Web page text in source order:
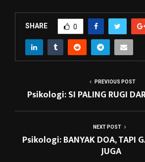
SHARE 0
PREVIOUS POST
Psikologi: SI PALING RUGI
NEXT POST
Psikologi: BANYAK DOA, TAPI
JUGA